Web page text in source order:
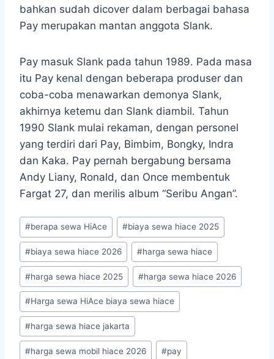
bahkan sudah dicover dalam berbagai bahasa
Pay merupakan mantan anggota Slank.
Pay masuk Slank pada tahun 1989. Pada masa
itu Pay kenal dengan beberapa produser dan
coba-coba menawarkan demonya Slank,
akhirnya ketemu dan Slank diambil. Tahun
1990 Slank mulai rekaman, dengan personel
yang terdiri dari Pay, Bimbim, Bongky, Indra
dan Kaka. Pay pernah bergabung bersama
Andy Liany, Ronald, dan Once membentuk
Fargat 27, dan merilis album “Seribu Angan”.
Post
Tags:
#berapa sewa HiAce #biaya sewa hiace 2025
#biaya sewa hiace 2026 #harga sewa hiace
#harga sewa hiace 2025 #harga sewa hiace 2026
#Harga sewa HiAce biaya sewa hiace
#harga sewa hiace jakarta
#harga sewa mobil hiace 2026 #pay